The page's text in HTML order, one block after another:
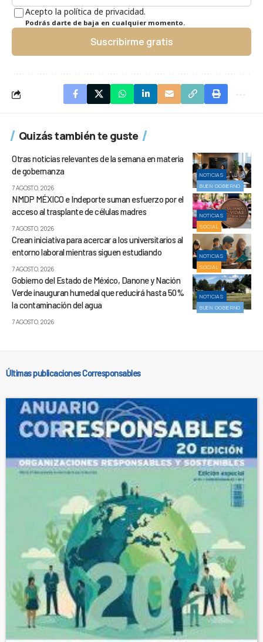
Acepto la política de privacidad.
Podrás darte de baja en cualquier momento.
Suscribirme gratis
Quizás también te guste
NOTICIAS
BUEN GOBIERNO
Otras noticias relevantes de la semana en materia
de gobernanza
7 AGOSTO, 2026
NOTICIAS
SOCIAL
NMDP MÉXICO e Indeporte suman esfuerzo por el
acceso al trasplante de células madres
7 AGOSTO, 2026
NOTICIAS
SOCIAL
Crean iniciativa para acercar a los universitarios al
entorno laboral mientras siguen estudiando
7 AGOSTO, 2026
NOTICIAS
BUEN GOBIERNO
Gobierno del Estado de México, Danone y Nación
Verde inauguran humedal que reducirá hasta 50%
la contaminación del agua
7 AGOSTO, 2026
Últimas publicaciones Corresponsables